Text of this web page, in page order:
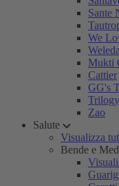
Sante
We
Weleda
Mukti
Cattier
GG's
Trilogy
Zao
Salute
Visualizza
Bende e